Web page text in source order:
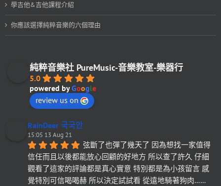
學吉他&吉他課程介紹
你應該選擇純粹音樂的六個理由
純粹音樂社 PureMusic-音樂教室-樂器行
5.0
powered byGoogle
review us on
RainDeer 국국안
15:05 13 Aug 21
弦斷了也彈了幾天了 因為想找一家值得
信任而且以後都能放心回顧的好地方 所以查了許久 仔細
觀看了這家的評論都是真心實意 特別都是為小孩留言 感
覺特別可信喝喝赫 所以決定試試看 從遠地騎著狗肉……